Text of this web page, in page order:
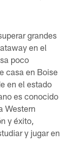
grandes
en el
poco
casa en Boise
en el estado
es conocido
Western
y éxito,
y jugar en